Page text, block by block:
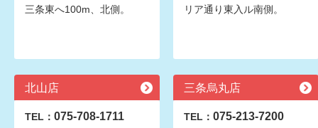
三条東へ100m、北側。
リア通り東入ル南側。
北山店
TEL： 075-708-1711
三条烏丸店
TEL： 075-213-7200